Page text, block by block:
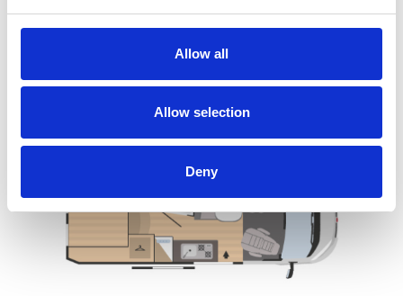
Allow all
Allow selection
Deny
4 3
Horus 95